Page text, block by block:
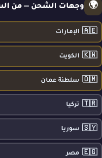
🌍 وجهات الشحن — من
🇦🇪 الإمارات
🇰🇼 الكويت
🇴🇲 سلطنة عمان
🇹🇷 تركيا
🇸🇾 سوريا
🇪🇬 مصر